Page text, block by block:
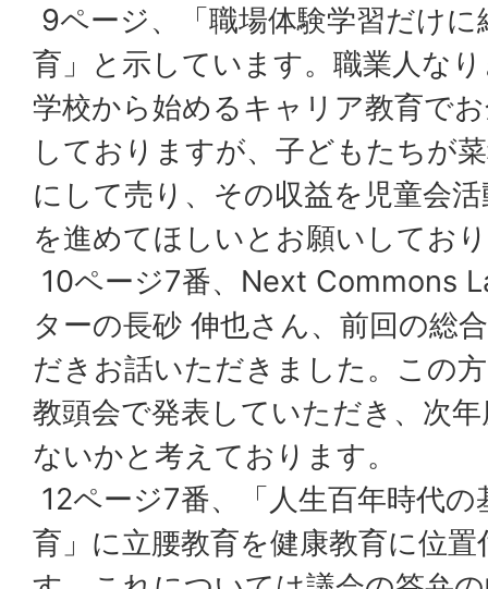
9ページ、「職場体験学習だけ
育」と示しています。職業人な
学校から始めるキャリア教育で
しておりますが、子どもたちが
にして売り、その収益を児童会
を進めてほしいとお願いしてお
10ページ7番、Next Commons
ターの長砂 伸也さん、前回の総
だきお話いただきました。この
教頭会で発表していただき、次
ないかと考えております。
12ページ7番、「人生百年時代
育」に立腰教育を健康教育に位